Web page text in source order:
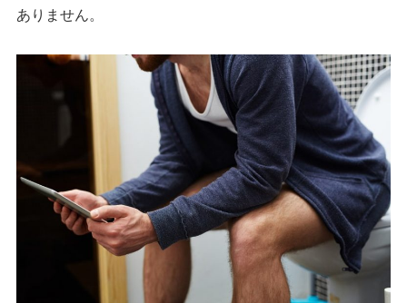
ありません。